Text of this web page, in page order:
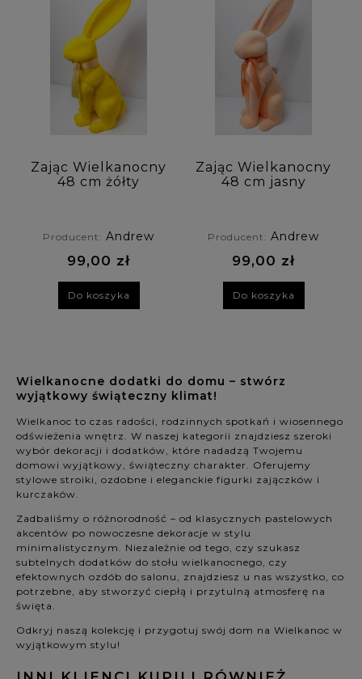
Zając Wielkanocny
48 cm żółty
Producent: Andrew
99,00 zł
Do koszyka
Zając Wielkanocny
48 cm jasny
Producent: Andrew
99,00 zł
Do koszyka
Wielkanocne dodatki do domu – stwórz
wyjątkowy świąteczny klimat!
Wielkanoc to czas radości, rodzinnych spotkań i wiosennego
odświeżenia wnętrz. W naszej kategorii znajdziesz szeroki
wybór dekoracji i dodatków, które nadadzą Twojemu
domowi wyjątkowy, świąteczny charakter. Oferujemy
stylowe stroiki, ozdobne i eleganckie figurki zajączków i
kurczaków.
Zadbaliśmy o różnorodność – od klasycznych pastelowych
akcentów po nowoczesne dekoracje w stylu
minimalistycznym. Niezależnie od tego, czy szukasz
subtelnych dodatków do stołu wielkanocnego, czy
efektownych ozdób do salonu, znajdziesz u nas wszystko, co
potrzebne, aby stworzyć ciepłą i przytulną atmosferę na
święta.
Odkryj naszą kolekcję i przygotuj swój dom na Wielkanoc w
wyjątkowym stylu!